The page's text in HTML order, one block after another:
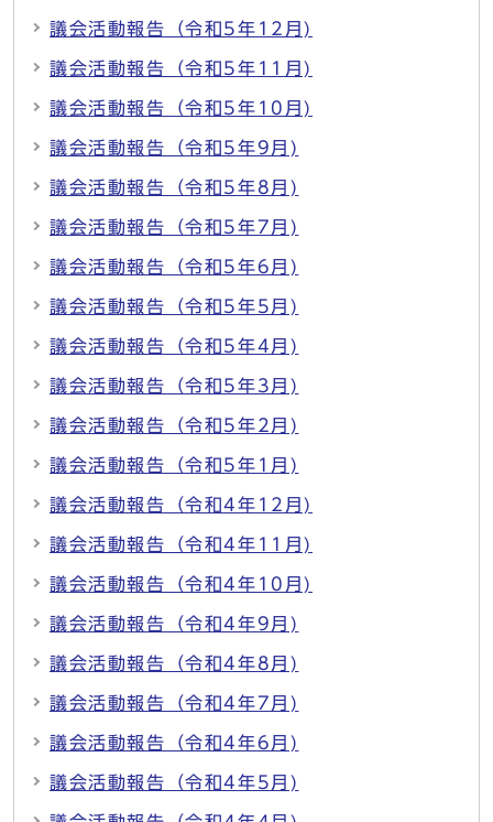
議会活動報告（令和5年12月)
議会活動報告（令和5年11月)
議会活動報告（令和5年10月)
議会活動報告（令和5年9月)
議会活動報告（令和5年8月)
議会活動報告（令和5年7月)
議会活動報告（令和5年6月)
議会活動報告（令和5年5月)
議会活動報告（令和5年4月)
議会活動報告（令和5年3月)
議会活動報告（令和5年2月)
議会活動報告（令和5年1月)
議会活動報告（令和4年12月)
議会活動報告（令和4年11月)
議会活動報告（令和4年10月)
議会活動報告（令和4年9月)
議会活動報告（令和4年8月)
議会活動報告（令和4年7月)
議会活動報告（令和4年6月)
議会活動報告（令和4年5月)